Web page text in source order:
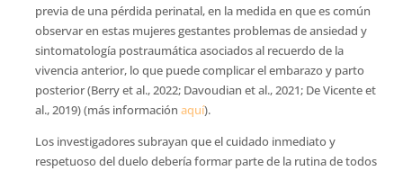
previa de una pérdida perinatal, en la medida en que es común
observar en estas mujeres gestantes problemas de ansiedad y
sintomatología postraumática asociados al recuerdo de la
vivencia anterior, lo que puede complicar el embarazo y parto
posterior (Berry et al., 2022; Davoudian et al., 2021; De Vicente et
al., 2019) (más información aquí).
Los investigadores subrayan que el cuidado inmediato y
respetuoso del duelo debería formar parte de la rutina de todos